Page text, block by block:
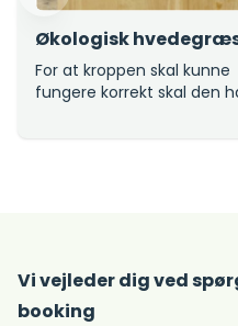
Økologisk
For at kroppen skal kunne
fungere korrekt skal den
måde at imødekomme
næringsbehov er ved at
hvedegræssaft.
Vi vejleder dig ved
booking